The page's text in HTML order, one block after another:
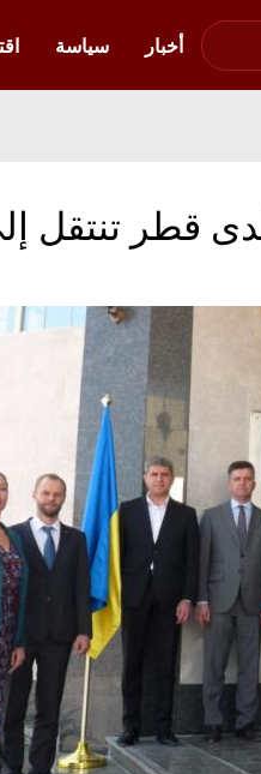
أخبار
سياسة
لدى قطر تنتقل